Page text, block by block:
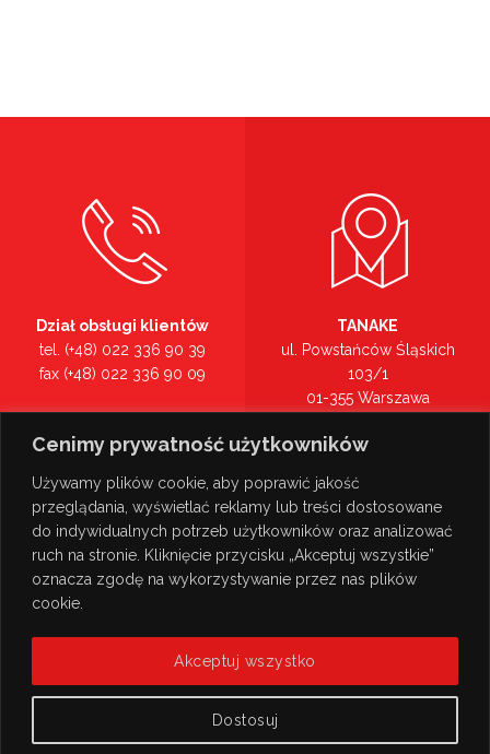
Cenimy prywatność użytkowników
Używamy plików cookie, aby poprawić jakość
przeglądania, wyświetlać reklamy lub treści dostosowane
do indywidualnych potrzeb użytkowników oraz analizować
ruch na stronie. Kliknięcie przycisku „Akceptuj wszystkie”
oznacza zgodę na wykorzystywanie przez nas plików
cookie.
Dostosuj
Akceptuj wszystko
Dział obsługi klientów
tel. (+48) 022 336 90 39
fax (+48) 022 336 90 09
tel. (+48) 022 336 90 00
TANAKE
ul. Powstańców Śląskich
103/1
01-355 Warszawa
Zobacz na mapie >